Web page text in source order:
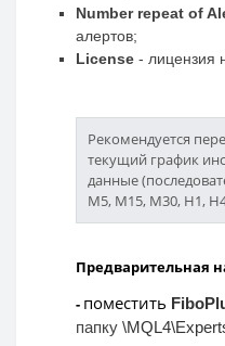
Number repeat of
алертов;
License - лицензия
Рекомендуется
текущий график
данные
M5, M15, M30, H1,
Предварительная
- поместить
папку